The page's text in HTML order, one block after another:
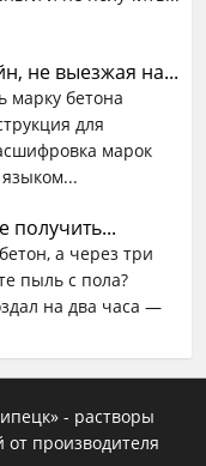
не выезжая на...
марку бетона
для
марок
получить...
а через три
пыль с пола?
на два часа —
- растворы
от производителя